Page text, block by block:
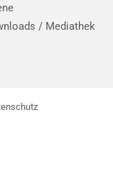
/ Mediathek